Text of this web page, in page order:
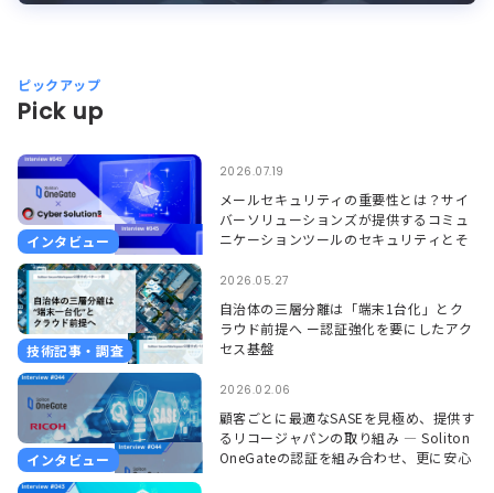
ピックアップ
Pick up
インタビュー
2026.07.19
メールセキュリティの重要性とは？サイ
バーソリューションズが提供するコミュ
ニケーションツールのセキュリティとそ
技術記事・調査
2026.05.27
自治体の三層分離は「端末1台化」とク
ラウド前提へ ー認証強化を要にしたアク
セス基盤
インタビュー
2026.02.06
顧客ごとに最適なSASEを見極め、提供す
るリコージャパンの取り組み ― Soliton
OneGateの認証を組み合わせ、更に安心